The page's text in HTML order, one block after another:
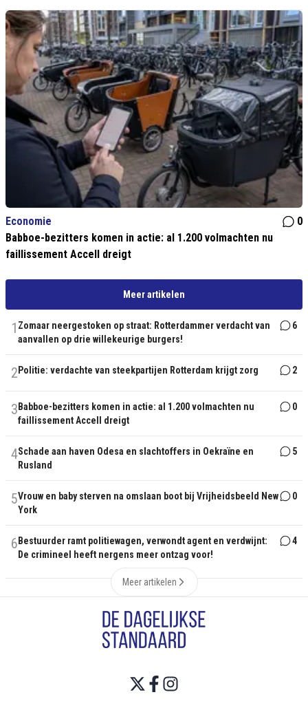
Economie
0
Babboe-bezitters komen in actie: al 1.200 volmachten nu
faillissement Accell dreigt
Meer artikelen
1 Zomaar neergestoken op straat: Rotterdammer verdacht van
aanvallen op drie willekeurige burgers!
6
2 Politie: verdachte van steekpartijen Rotterdam krijgt zorg 2
3 Babboe-bezitters komen in actie: al 1.200 volmachten nu
faillissement Accell dreigt
0
4Schade aan haven Odesa en slachtoffers in Oekraïne en
Rusland
5
5Vrouw en baby sterven na omslaan boot bij Vrijheidsbeeld New
York
0
6 Bestuurder ramt politiewagen, verwondt agent en verdwijnt:
De crimineel heeft nergens meer ontzag voor!
4
Meer artikelen